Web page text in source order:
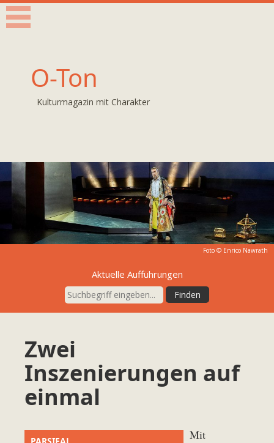
O-Ton
Kulturmagazin mit Charakter
Foto © Enrico Nawrath
Aktuelle Aufführungen
Zwei
Inszenierungen auf
einmal
PARSIFAL
Mit